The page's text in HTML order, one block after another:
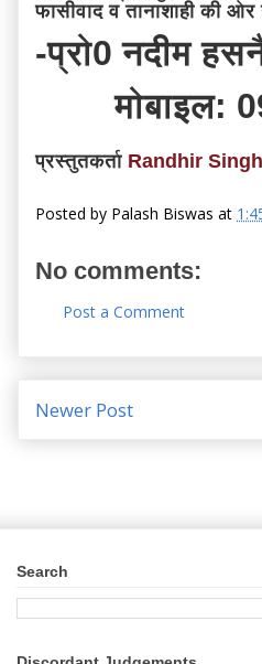
फासीवाद व तानाशाही की
-प्रो0 नदीम
मोबाइल:
प्रस्तुतकर्ता Randhir
Posted by Palash Biswas at
No comments:
Post a Comment
Newer Post
Search